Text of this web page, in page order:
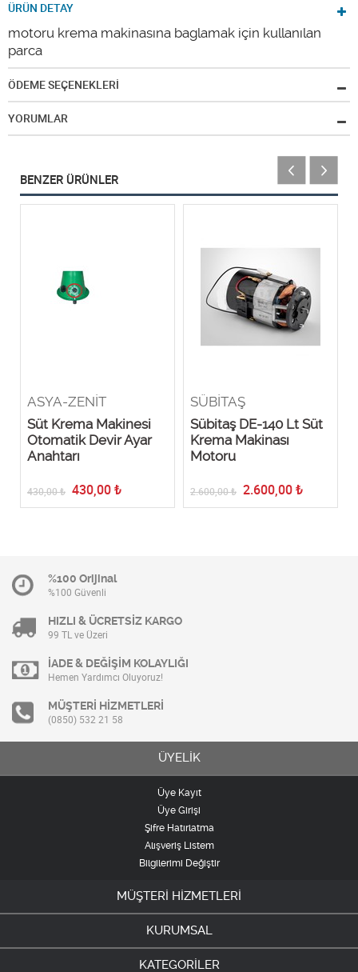
ÜRÜN DETAY
motoru krema makinasına baglamak için kullanılan
parca
ÖDEME SEÇENEKLERİ
YORUMLAR
BENZER ÜRÜNLER
ASYA-ZENİT
Süt Krema Makinesi
Otomatik Devir Ayar
Anahtarı
430,00₺ 430,00 ₺
SÜBİTAŞ
Sübitaş DE-140 Lt Süt
Krema Makinası
Motoru
2.600,00₺ 2.600,00 ₺
%100 Orijinal
%100 Güvenli
HIZLI & ÜCRETSİZ KARGO
99 TL ve Üzeri
İADE & DEĞİŞİM KOLAYLIĞI
Hemen Yardımcı Oluyoruz!
MÜŞTERİ HİZMETLERİ
(0850) 532 21 58
ÜYELİK
Üye Kayıt
Üye Girişi
Şifre Hatırlatma
Alışveriş Listem
Bilgilerimi Değiştir
MÜŞTERİ HİZMETLERİ
KURUMSAL
KATEGORİLER